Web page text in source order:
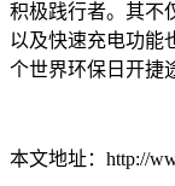
积极践行者。其不
以及快速充电功能
个世界环保日开捷
本文地址：http://